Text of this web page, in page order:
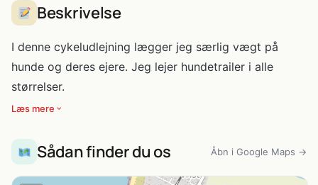
Beskrivelse
I denne cykeludlejning lægger jeg særlig vægt på
hunde og deres ejere. Jeg lejer hundetrailer i alle
størrelser.
Læs mere
Sådan finder du os Åbn i Google Maps →